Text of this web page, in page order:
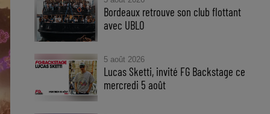
Bordeaux retrouve son club flottant
avec UBLO
5 août 2026
Lucas Sketti, invité FG Backstage ce
mercredi 5 août